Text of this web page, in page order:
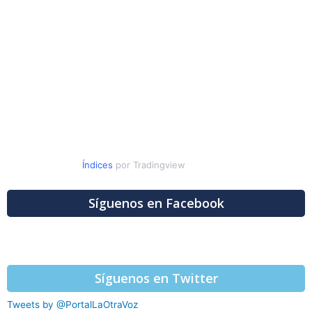
Índices por Tradingview
Síguenos en Facebook
Síguenos en Twitter
Tweets by @PortalLaOtraVoz